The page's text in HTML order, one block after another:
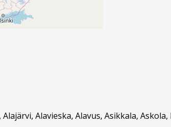
Alavieska, Alavus, Asikkala,